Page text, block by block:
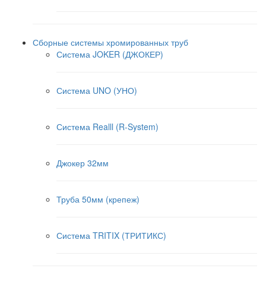
Сборные системы хромированных труб
Система JOKER (ДЖОКЕР)
Система UNO (УНО)
Система Realll (R-System)
Джокер 32мм
Труба 50мм (крепеж)
Система TRITIX (ТРИТИКС)